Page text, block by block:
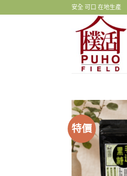
安全 可口 在地生產
特價